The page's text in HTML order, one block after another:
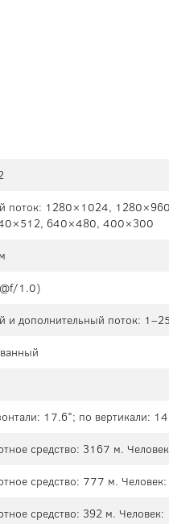
поток: 1280×1024,
640×480, 400×300
1.0)
и дополнительный поток:
17.6°; по вертикали:
средство: 3167 м.
средство: 777 м.
средство: 392 м.